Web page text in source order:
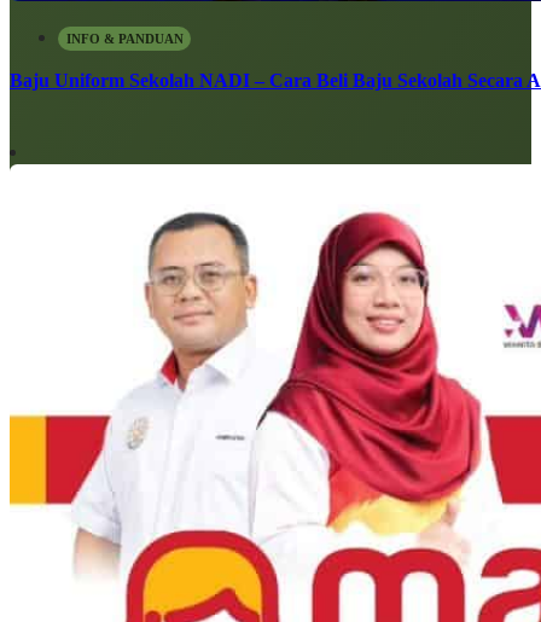
INFO & PANDUAN
Baju Uniform Sekolah NADI – Cara Beli Baju Sekolah Secara